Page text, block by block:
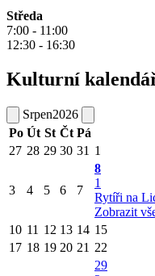
Středa
7:00 - 11:00
12:30 - 16:30
Kulturní
Srpen2026
Po Út St Čt Pá
27 28 29 30 31 1
3 4 5 6 7
8
1
Rytíři na
Zobrazit
10 11 12 13 14 15
17 18 19 20 21 22
29